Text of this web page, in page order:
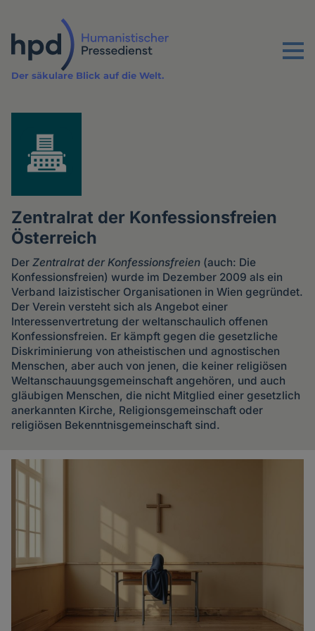
Inhalt
Menu
Der säkulare Blick auf die Welt.
Zentralrat der Konfessionsfreien
Österreich
DerZentralrat der Konfessionsfreien (auch: Die
Konfessionsfreien) wurde im Dezember 2009 als ein
Verband laizistischer Organisationen in Wien gegründet.
Der Verein versteht sich als Angebot einer
Interessenvertretung der weltanschaulich offenen
Konfessionsfreien. Er kämpft gegen die gesetzliche
Diskriminierung von atheistischen und agnostischen
Menschen, aber auch von jenen, die keiner religiösen
Weltanschauungsgemeinschaft angehören, und auch
gläubigen Menschen, die nicht Mitglied einer gesetzlich
anerkannten Kirche, Religionsgemeinschaft oder
religiösen Bekenntnisgemeinschaft sind.
Artikel
des